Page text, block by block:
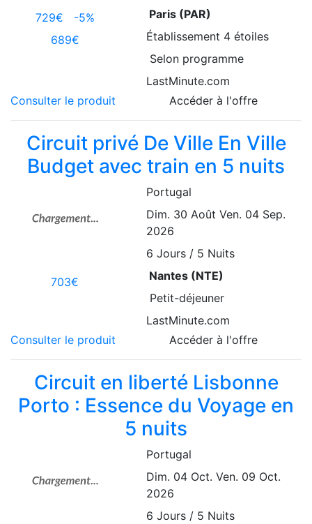
729€ -5%
689€
Paris (PAR)
Établissement 4 étoiles
Selon programme
LastMinute.com
Consulter le produit
Accéder à l'offre
Circuit privé De Ville En Ville
Budget avec train en 5 nuits
703€
Portugal
Dim. 30 Août Ven. 04 Sep.
2026
6 Jours / 5 Nuits
Nantes (NTE)
Petit-déjeuner
LastMinute.com
Consulter le produit
Accéder à l'offre
Circuit en liberté Lisbonne
Porto : Essence du Voyage en
5 nuits
Portugal
Dim. 04 Oct. Ven. 09 Oct.
2026
6 Jours / 5 Nuits